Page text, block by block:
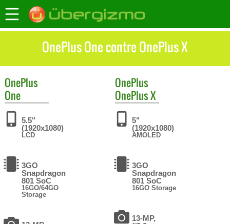
OnePlus One contre OnePlus X
OnePlus
One
5.5"
(1920x1080)
LCD
3GO
Snapdragon
801 SoC
16GO/64GO
Storage
OnePlus
OnePlus X
5"
(1920x1080)
AMOLED
3GO
Snapdragon
801 SoC
16GO Storage
13-MP,